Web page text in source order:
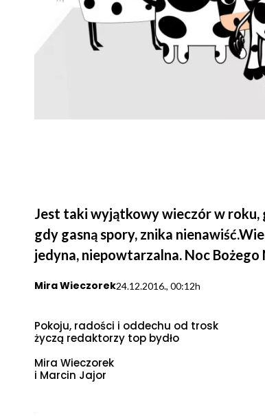
Jest taki wyjątkowy wieczór w roku,
gdy gasną spory, znika
jedyna, niepowtarzalna. Noc Bożego
Mira Wieczorek24.12.2016., 00:12h
Pokoju, radości i oddechu od trosk
życzą redaktorzy top bydło
Mira Wieczorek
i Marcin Jajor